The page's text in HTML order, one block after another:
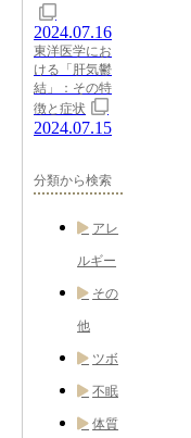
2024.07.16
東洋医学にお
ける「肝気鬱
結」：その特
徴と症状
2024.07.15
分類から検索
アレ
ルギー
その
他
ツボ
不眠
体質